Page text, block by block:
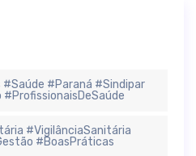
#Saúde #Paraná #Sindipar
#VigilânciaSanitária
#BoasPráticas